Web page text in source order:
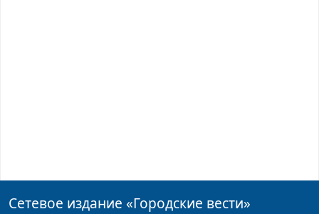
Сетевое издание «Городские вести»